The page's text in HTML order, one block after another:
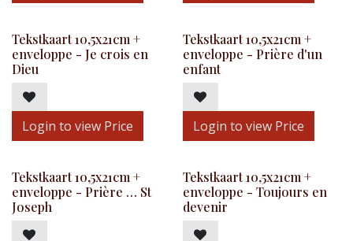
Tekstkaart 10,5x21cm +
enveloppe - Je crois en
Dieu
Login to view Price
Tekstkaart 10,5x21cm +
enveloppe - Prière d'un
enfant
Login to view Price
Tekstkaart 10,5x21cm +
enveloppe - Prière … St
Joseph
Tekstkaart 10,5x21cm +
enveloppe - Toujours en
devenir